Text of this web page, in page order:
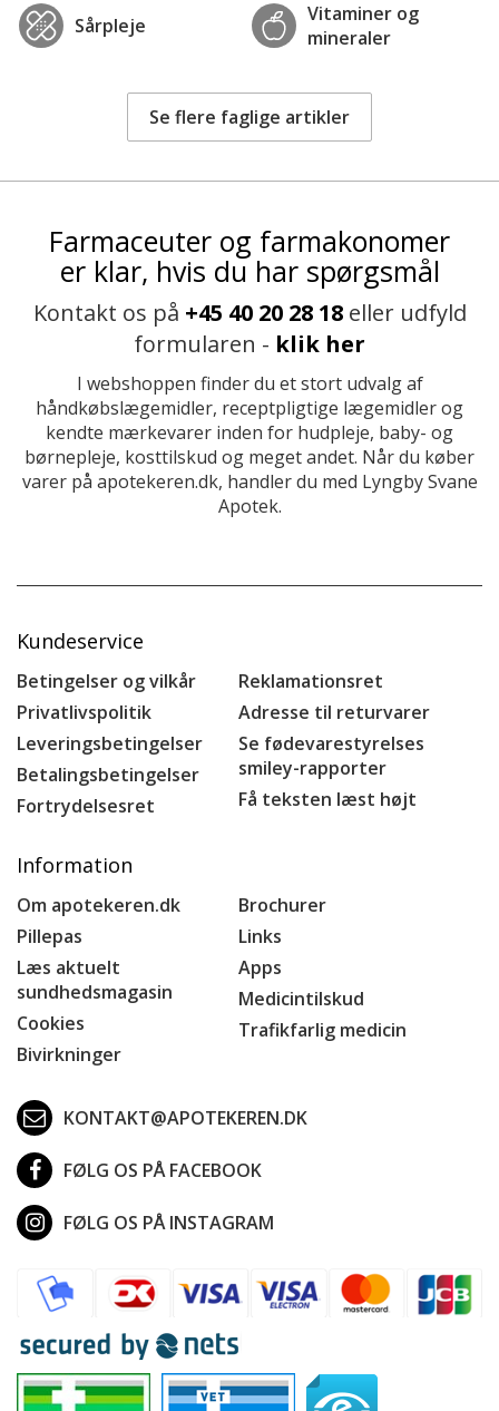
Sårpleje
Vitaminer og
mineraler
Se flere faglige artikler
Farmaceuter og farmakonomer
er klar, hvis du har spørgsmål
Kontakt os på +45 40 20 28 18eller udfyld
formularen - klik her
I webshoppen finder du et stort udvalg af
håndkøbslægemidler, receptpligtige lægemidler og
kendte mærkevarer inden for hudpleje, baby- og
børnepleje, kosttilskud og meget andet. Når du køber
varer på apotekeren.dk, handler du med Lyngby Svane
Apotek.
Kundeservice
Betingelser og vilkår
Privatlivspolitik
Leveringsbetingelser
Betalingsbetingelser
Fortrydelsesret
Reklamationsret
Adresse til returvarer
Se fødevarestyrelses
smiley-rapporter
Få teksten læst højt
Information
Om apotekeren.dk
Pillepas
Læs aktuelt
sundhedsmagasin
Cookies
Bivirkninger
Brochurer
Links
Apps
Medicintilskud
Trafikfarlig medicin
KONTAKT@APOTEKEREN.DK
FØLG OS PÅ FACEBOOK
FØLG OS PÅ INSTAGRAM